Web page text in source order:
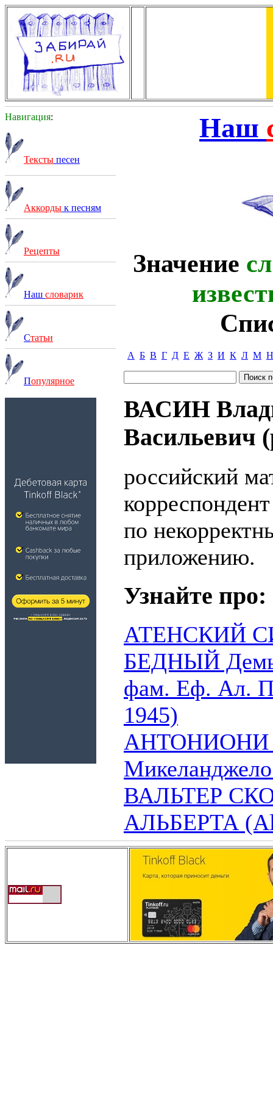
Навигация:
Тексты песен
Аккорды к песням
Рецепты
Наш словарик
Статьи
Популярное
Наш
Значение
А Б В Г Д Е Ж З И К Л М Н
ВАСИН
Васильевич
российский
по
приложению.
Узнайте про:
АТЕНСКИЙ
БЕДНЫЙ
фам. Еф. Ал.
1945)
АНТОНИОНИ
ВАЛЬТЕР
АЛЬБЕРТА